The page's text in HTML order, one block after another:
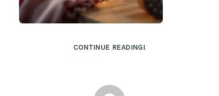
CONTINUE READING!